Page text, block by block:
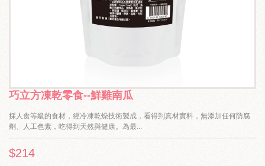
巧立方凍乾零食--鮮雞南瓜
採人食等級的食材，經冷凍乾燥技術製成，看得到真材實料，無添加任何防腐
劑、人工色素，吃得到天然與健康。為最...
$214